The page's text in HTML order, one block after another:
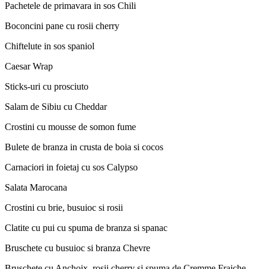
Pachetele de primavara in sos Chili
Boconcini pane cu rosii cherry
Chiftelute in sos spaniol
Caesar Wrap
Sticks-uri cu prosciuto
Salam de Sibiu cu Cheddar
Crostini cu mousse de somon fume
Bulete de branza in crusta de boia si cocos
Carnaciori in foietaj cu sos Calypso
Salata Marocana
Crostini cu brie, busuioc si rosii
Clatite cu pui cu spuma de branza si spanac
Bruschete cu busuioc si branza Chevre